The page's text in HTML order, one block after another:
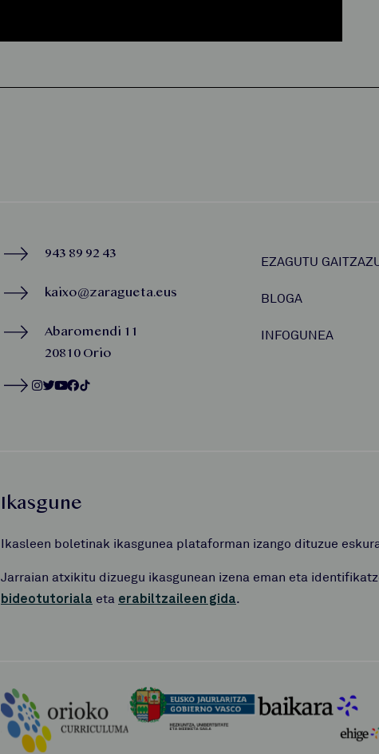
943 89 92 43
kaixo@zaragueta.eus
Abaromendi 11
20810 Orio
EZAGUTU
BLOGA
INFOGUNEA
Ikasgune
Ikasleen boletinak ikasgunea plataforman izango dituzue
Jarraian atxikitu dizuegu ikasgunean izena eman eta
bideotutoriala eta erabiltzaileen gida.